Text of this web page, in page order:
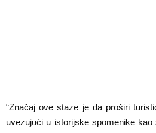
“Značaj ove staze je da proširi
uvezujući u istorijske spomenike